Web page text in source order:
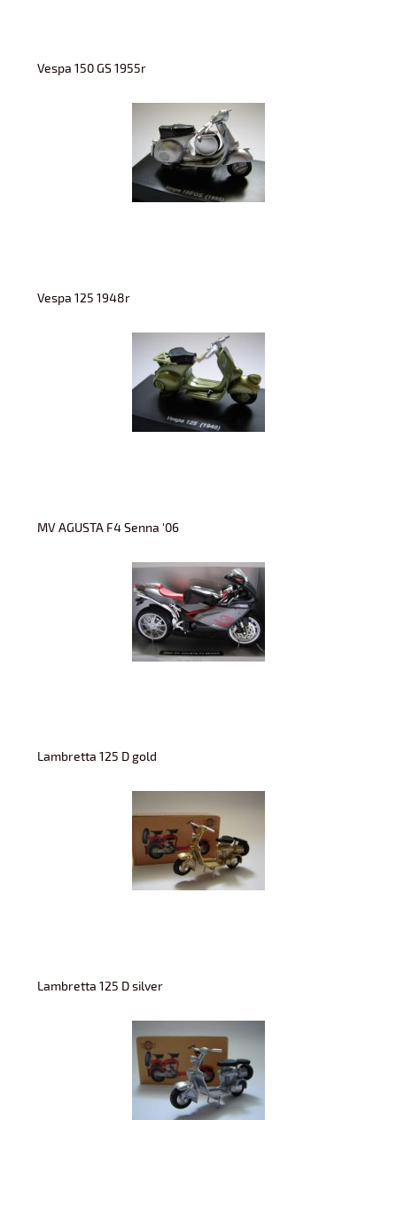
Vespa 150 GS 1955r
Vespa 125 1948r
MV AGUSTA F4 Senna '06
Lambretta 125 D gold
Lambretta 125 D silver